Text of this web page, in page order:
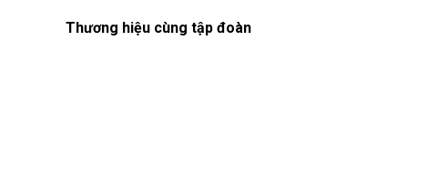
Thương hiệu cùng tập đoàn